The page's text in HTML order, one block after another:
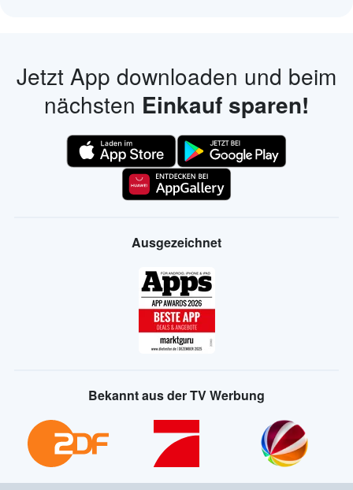
Jetzt App downloaden und beim
nächsten Einkauf sparen!
Ausgezeichnet
Bekannt aus der TV Werbung